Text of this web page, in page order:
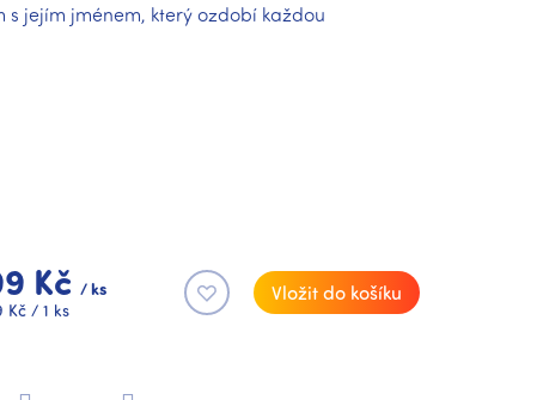
Kč / ks
Kč / 1 ks
Vložit do košíku
s jejím jménem, který ozdobí každou